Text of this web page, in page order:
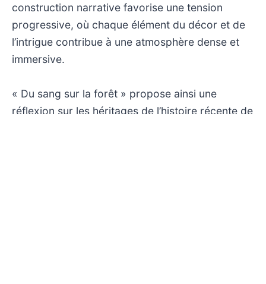
construction narrative favorise une tension
progressive, où chaque élément du décor et de
l’intrigue contribue à une atmosphère dense et
immersive.
« Du sang sur la forêt » propose ainsi une
réflexion sur les héritages de l’histoire récente de